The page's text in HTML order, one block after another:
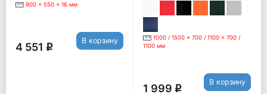
900 x 550 x 16 мм
4 551 q
В корзину
1000 / 1500 x 700 / 1100 x 700 /
1100 мм
1 999 q
В корзину